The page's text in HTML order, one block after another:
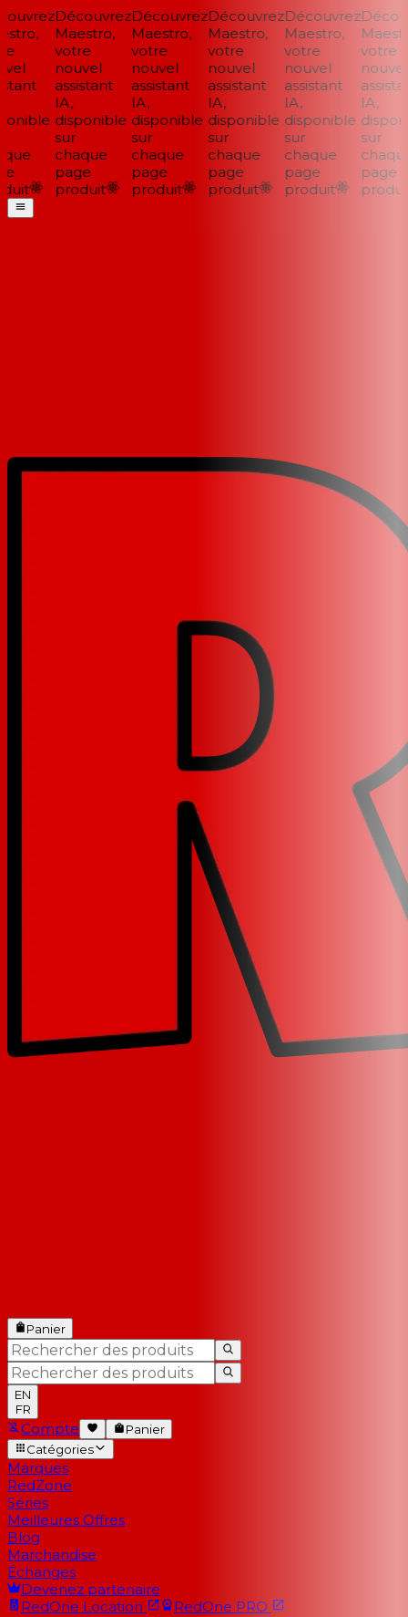
Découvrez
Maestro,
votre
nouvel
assistant
IA,
disponible
sur
chaque
page
produit
Découvrez
Maestro,
votre
nouvel
assistant
IA,
disponible
sur
chaque
page
produit
Découvrez
Maestro,
votre
nouvel
assistant
IA,
disponible
sur
chaque
page
produit
Découvrez
Maestro,
votre
nouvel
assistant
IA,
disponible
sur
chaque
page
produit
votre
nouvel
IA,
sur
chaque
page
produit
Panier
EN
FR
Compte
Panier
Catégories
Marques
RedZone
Séries
Meilleures Offres
Blog
Marchandise
Échanges
Devenez partenaire
RedOne Location RedOne PRO